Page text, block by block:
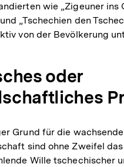
wie „Zigeuner ins
„Tschechien den
von der Bevölkerung
oder
Grund für die
sind ohne Zweifel
Wille tschechischer